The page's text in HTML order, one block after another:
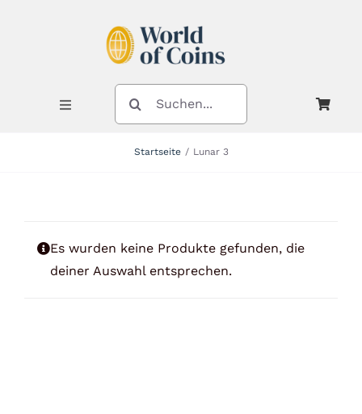
Toggle
Navigation
SUCHE
NACH:
Startseite Lunar 3
Es wurden keine Produkte gefunden, die
deiner Auswahl entsprechen.